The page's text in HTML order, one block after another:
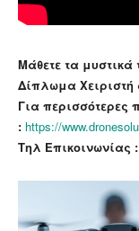
Μάθετε τα
Δίπλωμα Χειριστή
Για περισσότερες
: https://
Τηλ Επικοινωνίας :